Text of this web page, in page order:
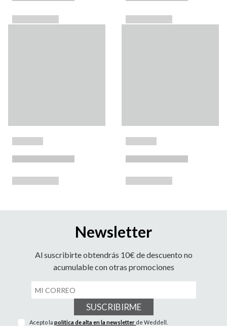
Newsletter
Al suscribirte obtendrás 10€ de descuento no
acumulable con otras promociones
SUSCRIBIRME
Acepto lapolítica de alta en la newsletter de Weddell.